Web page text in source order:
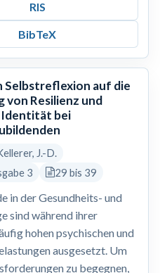
RIS
BibTeX
Selbstreflexion auf die
von Resilienz und
bei
J.-D.
3
29 bis 39
in der Gesundheits- und
sind während ihrer
hohen psychischen und
ausgesetzt. Um
zu begegnen,